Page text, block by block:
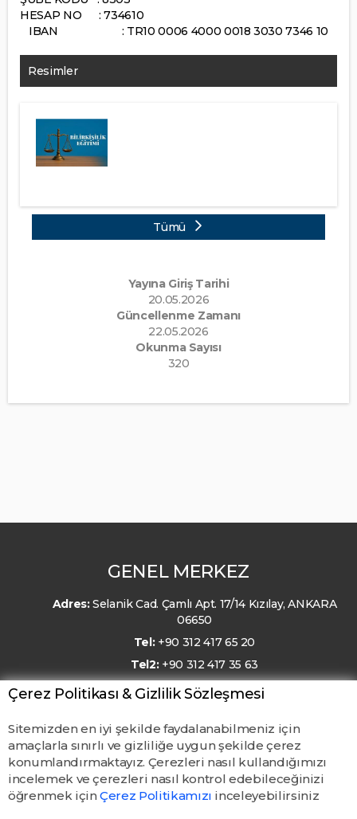
HESAP NO : 734610
IBAN : TR10 0006 4000 0018 3030 7346 10
Resimler
Tümü
Yayına Giriş Tarihi
20.05.2026
Güncellenme Zamanı
22.05.2026
Okunma Sayısı
320
GENEL MERKEZ
Adres:Selanik Cad. Çamlı Apt. 17/14 Kızılay, ANKARA
06650
Tel: +90 312 417 65 20
Tel2: +90 312 417 35 63
E-Posta: kmo@kmo.org.tr
Çerez Politikası & Gizlilik Sözleşmesi
Sitemizden en iyi şekilde faydalanabilmeniz için
amaçlarla sınırlı ve gizliliğe uygun şekilde çerez
konumlandırmaktayız. Çerezleri nasıl kullandığımızı
incelemek ve çerezleri nasıl kontrol edebileceğinizi
öğrenmek içinÇerez Politikamızı inceleyebilirsiniz